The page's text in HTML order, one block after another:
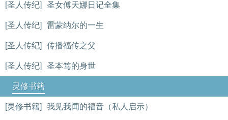
[圣人传纪] 圣女傅天娜日记全集
[圣人传纪] 雷蒙纳尔的一生
[圣人传纪] 传播福传之父
[圣人传纪] 圣本笃的身世
灵修书籍
[灵修书籍] 我见我闻的福音（私人启示）